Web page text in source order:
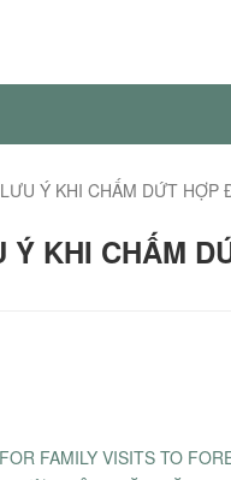
Ý KHI CHẤM DỨT
KHI CHẤM
FAMILY VISITS TO